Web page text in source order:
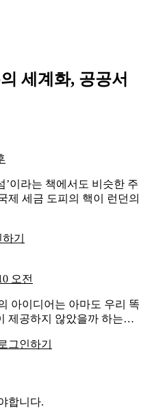
세계화, 공공서
’이라는 책에서도 비슷한 주
제 세금 도피의 핵이 런던의
기
오전
아이디어는 아마도 우리 똑
제공하지 않았을까 하는…
그인하기
합니다.